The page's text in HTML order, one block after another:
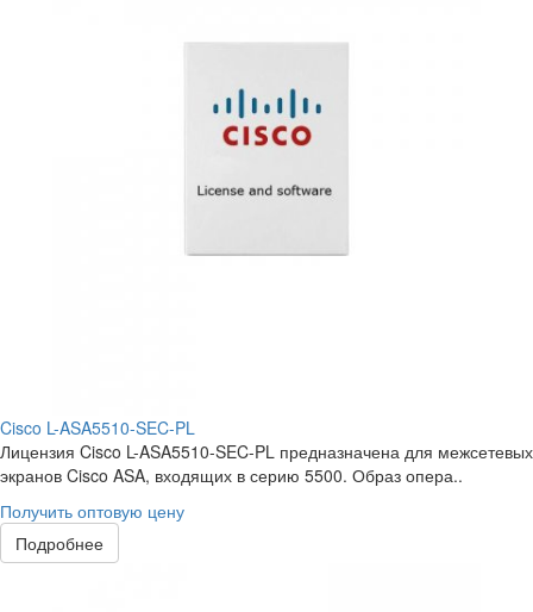
Cisco L-ASA5510-SEC-PL
Лицензия Cisco L-ASA5510-SEC-PL предназначена для межсетевых
экранов Cisco ASA, входящих в серию 5500. Образ опера..
Получить оптовую цену
Подробнее